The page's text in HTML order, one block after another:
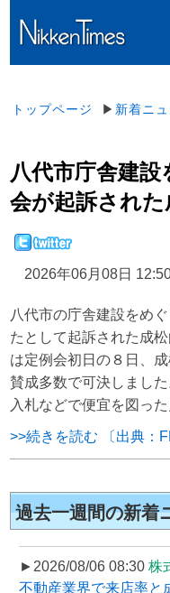
トップページ ▶ 新着ニ
八代市庁舎建
会が起訴され
2026年06月08日
八代市の庁舎建設をめ
たとして起訴された成
は定例会初日の８日、
賛成多数で可決しまし
入札などで便宜を図っ
>>続きを読む 〔出典：
過去一週間の新着
►2026/08/06 08:30 株
不動産業界で来店率と